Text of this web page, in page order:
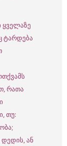
ყველაზე
ტარდება
რათა
თუ:
დედის, ან